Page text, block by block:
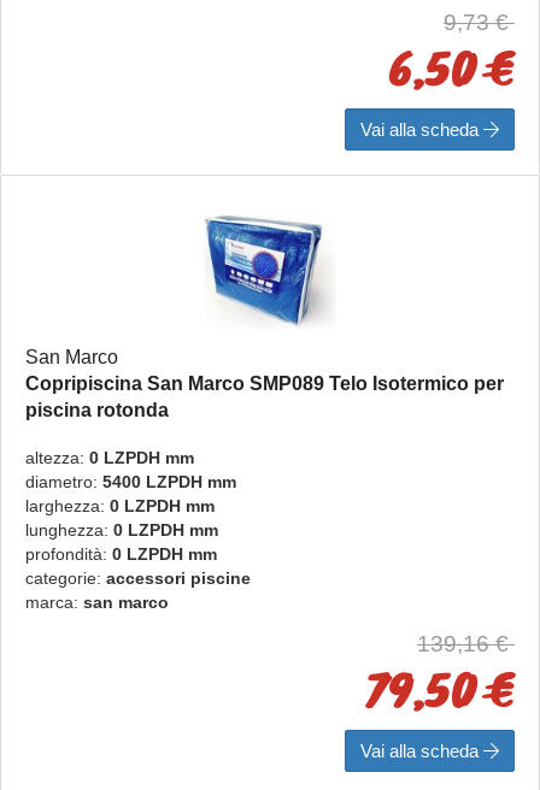
9,73 €
6,50 €
Vai alla scheda
San Marco
Copripiscina San Marco SMP089 Telo Isotermico per
piscina rotonda
altezza: 0 LZPDH mm
diametro: 5400 LZPDH mm
larghezza: 0 LZPDH mm
lunghezza: 0 LZPDH mm
profondità: 0 LZPDH mm
categorie: accessori piscine
marca: san marco
139,16 €
79,50 €
Vai alla scheda